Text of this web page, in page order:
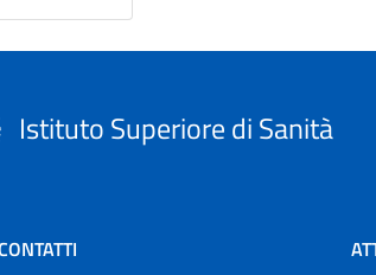
Istituto Superiore di Sanità